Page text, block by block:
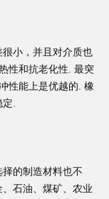
小，并且对介质也
性和抗老化性. 最突
性能上是优越的. 橡
定.
的制造材料也不
石油、煤矿、农业